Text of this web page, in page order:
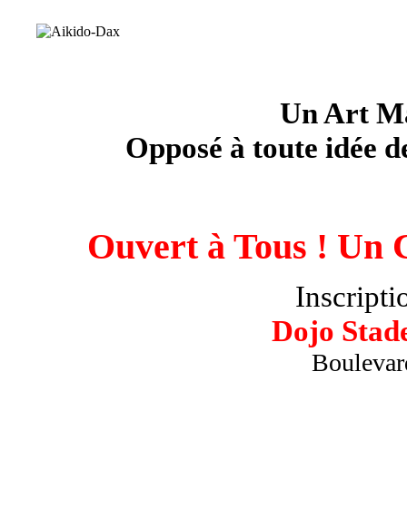
Un Art
Opposé à toute idée
Ouvert à Tous ! Un
Dojo Sta